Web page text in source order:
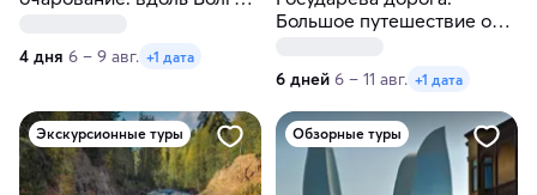
Петербурга
4 дня 6 – 9 авг. +1 дата
Большое путешествие от
Ленинградской области
6 дней 6 – 11 авг. +1 дата
Экскурсионные туры Обзорные туры